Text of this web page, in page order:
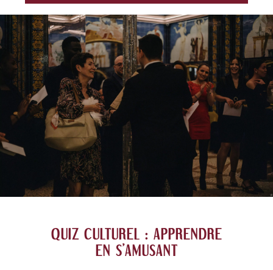
QUIZ CULTUREL : APPRENDRE
EN S'AMUSANT